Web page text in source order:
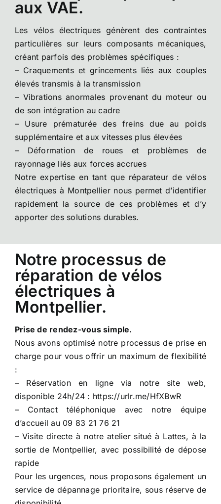
aux VAE.
Les vélos électriques génèrent des contraintes
particulières sur leurs composants mécaniques,
créant parfois des problèmes spécifiques :
– Craquements et grincements liés aux couples
élevés transmis à la transmission
– Vibrations anormales provenant du moteur ou
de son intégration au cadre
– Usure prématurée des freins due au poids
supplémentaire et aux vitesses plus élevées
– Déformation de roues et problèmes de
rayonnage liés aux forces accrues
Notre expertise en tant que réparateur de vélos
électriques à Montpellier nous permet d’identifier
rapidement la source de ces problèmes et d’y
apporter des solutions durables.
Notre processus de
réparation de vélos
électriques à
Montpellier.
Prise de rendez-vous simple.
Nous avons optimisé notre processus de prise en
charge pour vous offrir un maximum de flexibilité
:
– Réservation en ligne via notre site web,
disponible 24h/24 : https://urlr.me/HfXBwR
– Contact téléphonique avec notre équipe
d’accueil au 09 83 21 76 21
– Visite directe à notre atelier situé à Lattes, à la
sortie de Montpellier, avec possibilité de dépose
rapide
Pour les urgences, nous proposons également un
service de dépannage prioritaire, sous réserve de